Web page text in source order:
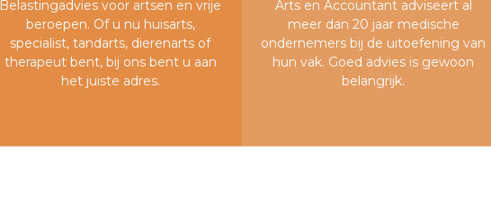
Belastingadvies voor artsen en vrije
beroepen. Of u nu huisarts,
specialist, tandarts, dierenarts of
therapeut bent, bij ons bent u aan
het juiste adres.
Arts en Accountant adviseert al
meer dan 20 jaar medische
ondernemers bij de uitoefening van
hun vak. Goed advies is gewoon
belangrijk.